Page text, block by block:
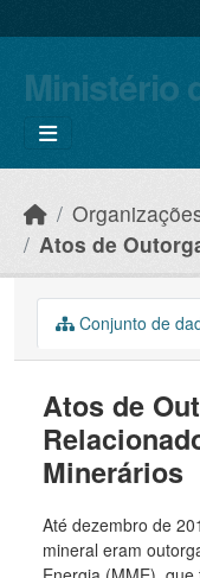
Ministério
Atos de
Conjunto de
Atos de
Minerários
Até dezembro de
mineral eram